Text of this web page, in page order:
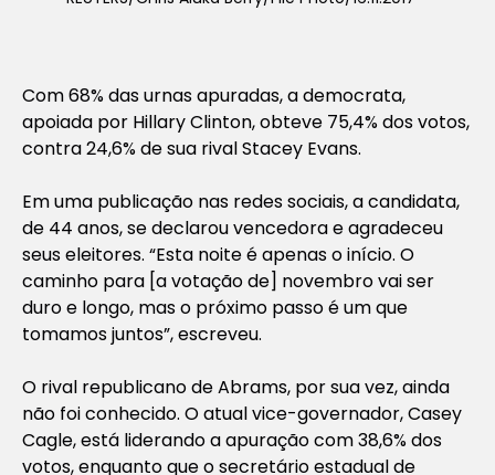
Com 68% das urnas apuradas, a democrata,
apoiada por Hillary Clinton, obteve 75,4% dos votos,
contra 24,6% de sua rival Stacey Evans.
Em uma publicação nas redes sociais, a candidata,
de 44 anos, se declarou vencedora e agradeceu
seus eleitores. “Esta noite é apenas o início. O
caminho para [a votação de] novembro vai ser
duro e longo, mas o próximo passo é um que
tomamos juntos”, escreveu.
O rival republicano de Abrams, por sua vez, ainda
não foi conhecido. O atual vice-governador, Casey
Cagle, está liderando a apuração com 38,6% dos
votos, enquanto que o secretário estadual de